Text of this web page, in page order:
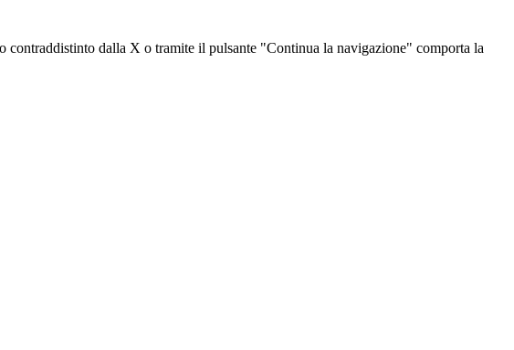
contraddistinto dalla X o tramite il pulsante "Continua la navigazione" comporta la